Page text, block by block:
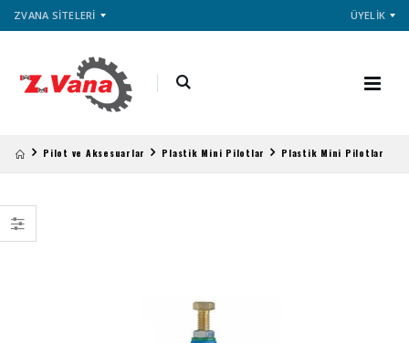
ZVANA SİTELERİ ÜYELİK
Pilot ve Aksesuarlar Plastik Mini Pilotlar Plastik Mini Pilotlar